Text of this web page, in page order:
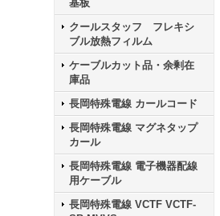
基板
クールスタッフ フレキシ
ブル放熱フィルム
ケーブルカット品・余剰在
庫品
長岡特殊電線 カールコード
長岡特殊電線 マグネタップ
カール
長岡特殊電線 電子機器配線
用ケーブル
長岡特殊電線 VCTF VCTF-